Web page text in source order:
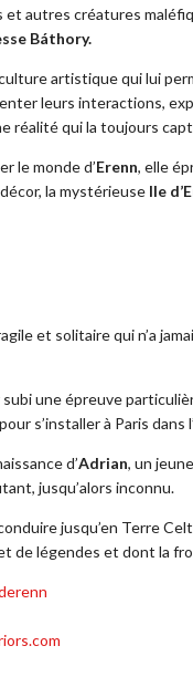
autres créatures
Báthory.
artistique qui lui
leurs interactions,
réalité qui la toujours
le monde d’Erenn, elle
la mystérieuse Ile
et solitaire qui n’a
une épreuve
s’installer à Paris
d’Adrian, un
jusqu’alors inconnu.
jusqu’en Terre
de légendes et dont la